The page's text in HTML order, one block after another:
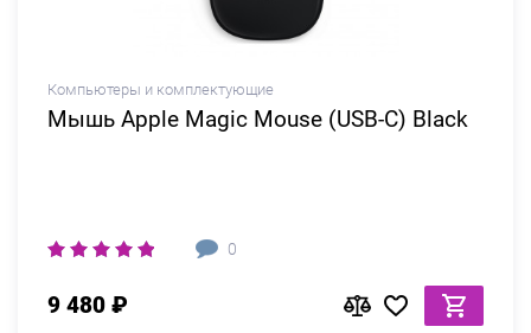
Компьютеры и комплектующие
Мышь Apple Magic Mouse (USB-C) Black
0
9 480 ₽